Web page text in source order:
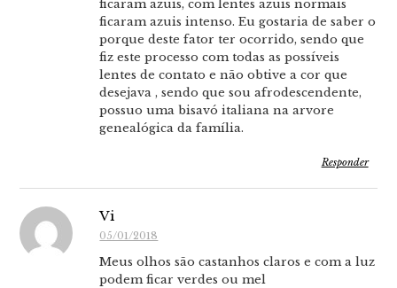
ficaram azuis, com lentes azuis normais
ficaram azuis intenso. Eu gostaria de saber o
porque deste fator ter ocorrido, sendo que
fiz este processo com todas as possíveis
lentes de contato e não obtive a cor que
desejava , sendo que sou afrodescendente,
possuo uma bisavó italiana na arvore
genealógica da família.
Responder
Vi
05/01/2018
Meus olhos são castanhos claros e com a luz
podem ficar verdes ou mel